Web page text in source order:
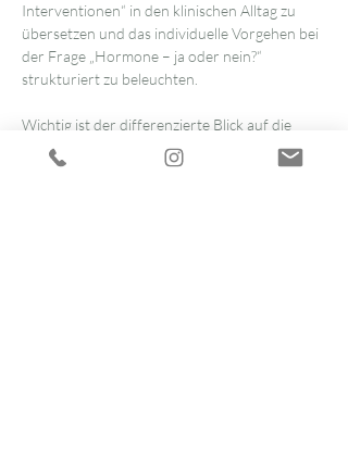
Interventionen“ in den klinischen Alltag zu
übersetzen und das individuelle Vorgehen bei
der Frage „Hormone – ja oder nein?“
strukturiert zu beleuchten.
Wichtig ist der differenzierte Blick auf die
Perimenopause als Phase mit noch
vorhandener, jedoch stark schwankender